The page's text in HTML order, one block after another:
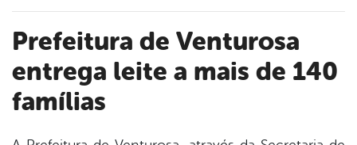
Prefeitura de Venturosa
entrega leite a mais de 140
famílias